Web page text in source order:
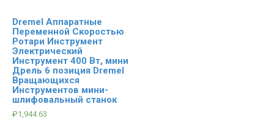
Dremel Аппаратные
Переменной Скоростью
Ротари Инструмент
Электрический
Инструмент 400 Вт, мини
Дрель 6 позиция Dremel
Вращающихся
Инструментов мини-
шлифовальный станок
₽1,944.63